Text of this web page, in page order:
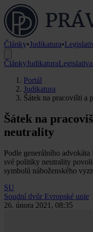
Články•Judikatura•
ČlánkyJudikaturaLegislativa
Portál
Judikatura
Šátek na pracovišti a
Šátek na
neutrality
Podle generálního advokáta
své politiky neutrality
symbolů náboženského
SU
Soudní dvůr Evropské unie
26. února 2021, 08:35